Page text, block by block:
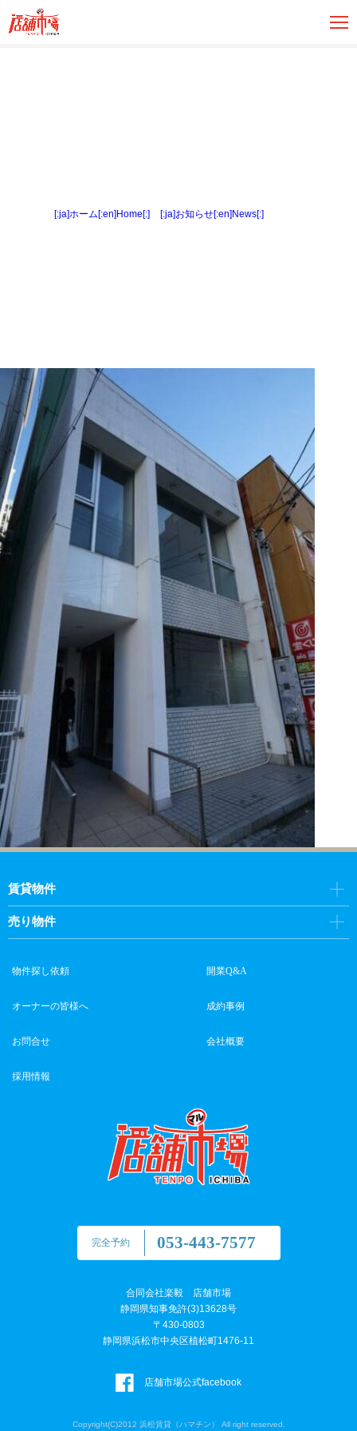
[:ja]ホーム[:en]Home[:] [:ja]お知らせ[:en]News[:]
完全予約 053-443-7577
合同会社楽毅 店舗市場
静岡県知事免許(3)13628号
〒430-0803
静岡県浜松市中央区植松町1476-11
店舗市場公式facebook
賃貸物件
売り物件
物件探し依頼 開業Q&A
オーナーの皆様へ 成約事例
お問合せ 会社概要
採用情報
Copyright(C)2012 浜松賃貸（ハマチン） All right reserved.